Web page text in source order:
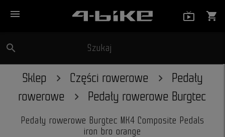
menu shopping_cart
search Szukaj
Sklep Części rowerowe
Pedały
rowerowe
Pedały rowerowe Burgtec
Pedały rowerowe Burgtec MK4 Composite Pedals
iron bro orange